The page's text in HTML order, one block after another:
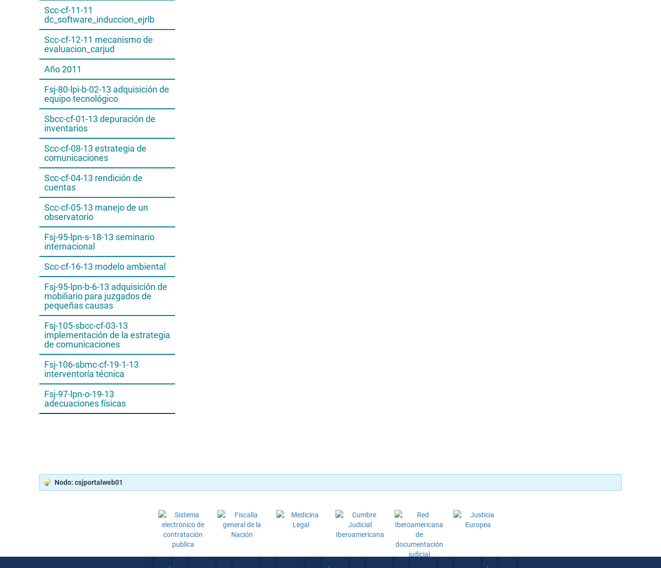
Scc-cf-11-11
dc_software_induccion_ejrlb
Scc-cf-12-11 mecanismo de
evaluacion_carjud
Año 2011
Fsj-80-lpi-b-02-13 adquisición de
equipo tecnológico
Sbcc-cf-01-13 depuración de
inventarios
Scc-cf-08-13 estrategia de
comunicaciones
Scc-cf-04-13 rendición de
cuentas
Scc-cf-05-13 manejo de un
observatorio
Fsj-95-lpn-s-18-13 seminario
internacional
Scc-cf-16-13 modelo ambiental
Fsj-95-lpn-b-6-13 adquisición de
mobiliario para juzgados de
pequeñas causas
Fsj-105-sbcc-cf-03-13
implementación de la estrategia
de comunicaciones
Fsj-106-sbmc-cf-19-1-13
interventoría técnica
Fsj-97-lpn-o-19-13
adecuaciones físicas
Nodo: csjportalweb01